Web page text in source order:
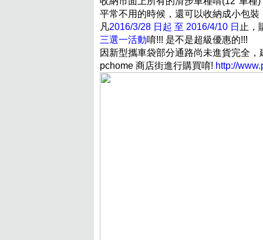
平常不用的時候，還可以收納成小包裝
凡2016/3/28 日起 至 2016/4/10 日 止，
三選一活動唷!!! 是不是超級優惠的!!!
因新型攜車袋部分通路尚未進貨完全
pchome 商店街進行購買唷! http://